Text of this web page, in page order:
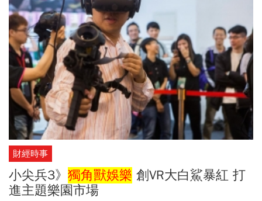
財經時事
小尖兵3》 獨角獸娛樂 創VR大白鯊暴紅 打
進主題樂園市場